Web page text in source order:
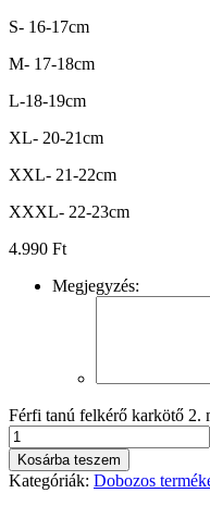
S- 16-17cm
M- 17-18cm
L-18-19cm
XL- 20-21cm
XXL- 21-22cm
XXXL- 22-23cm
4.990 Ft
Megjegyzés:
Férfi tanú felkérő karkötő 2.
Kosárba teszem
Kategóriák: Dobozos